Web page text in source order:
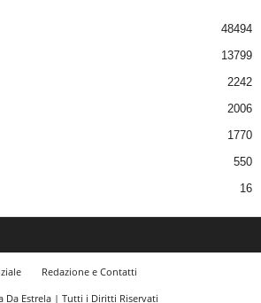
48494
13799
2242
2006
1770
550
16
Redazione e Contatti
Da Estrela | Tutti i Diritti Riservati